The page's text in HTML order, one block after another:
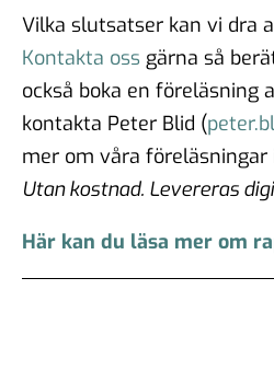
Vilka slutsatser kan vi dra
Kontakta oss gärna så
också boka en föreläsning
kontakta Peter Blid (
mer om våra
Utan kostnad. Levereras
Här kan du läsa mer om